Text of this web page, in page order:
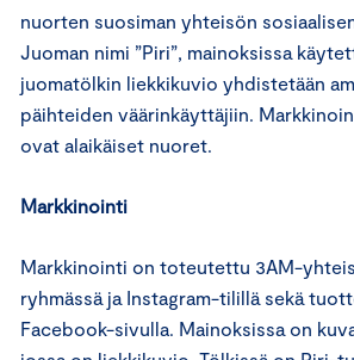
nuorten suosiman yhteisön
Juoman nimi ”Piri”, mainoksissa
juomatölkin liekkikuvio yhdistetään
päihteiden väärinkäyttäjiin.
ovat alaikäiset nuoret.
Markkinointi
Markkinointi on toteutettu 3AM-
ryhmässä ja Instagram-tilillä sekä
Facebook-sivulla. Mainoksissa on